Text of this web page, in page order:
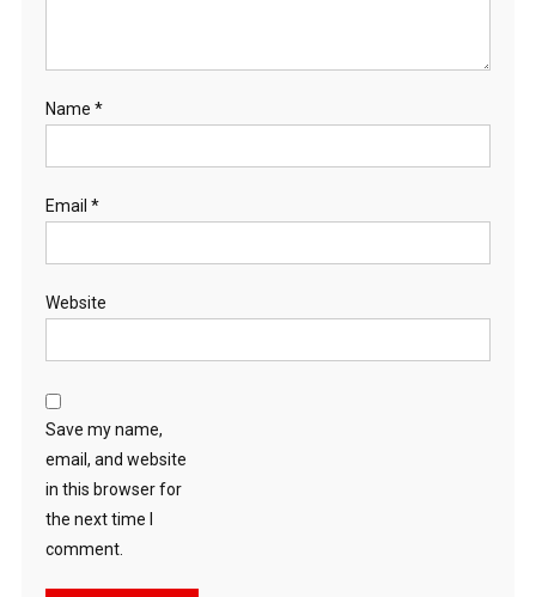
Name *
Email *
Website
Save my name,
email, and website
in this browser for
the next time I
comment.